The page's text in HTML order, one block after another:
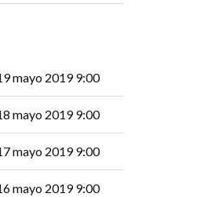
mayo 2019 9:00
mayo 2019 9:00
mayo 2019 9:00
mayo 2019 9:00